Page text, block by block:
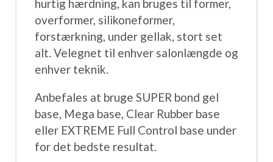
hurtig hærdning, kan bruges til former,
overformer, silikoneformer,
forstærkning, under gellak, stort set
alt. Velegnet til enhver salonlængde og
enhver teknik.
Anbefales at bruge SUPER bond gel
base, Mega base, Clear Rubber base
eller EXTREME Full Control base under
for det bedste resultat.